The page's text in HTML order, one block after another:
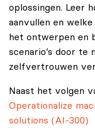
oplossingen. Leer
aanvullen en
het ontwerpen en
scenario’s door te
zelfvertrouwen
Naast het volgen
Operationalize
solutions (AI-300)